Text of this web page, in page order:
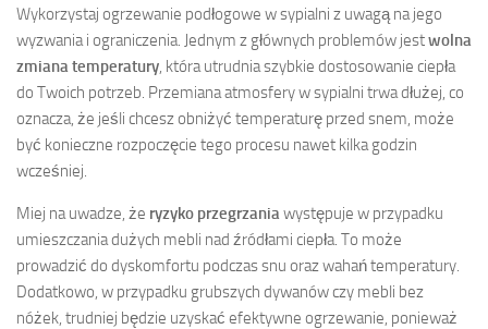
Wykorzystaj ogrzewanie podłogowe w sypialni z uwagą na jego
wyzwania i ograniczenia. Jednym z głównych problemów jestwolna
zmiana temperatury , która utrudnia szybkie dostosowanie ciepła
do Twoich potrzeb. Przemiana atmosfery w sypialni trwa dłużej, co
oznacza, że jeśli chcesz obniżyć temperaturę przed snem, może
być konieczne rozpoczęcie tego procesu nawet kilka godzin
wcześniej.
Miej na uwadze, że ryzyko przegrzania występuje w przypadku
umieszczania dużych mebli nad źródłami ciepła. To może
prowadzić do dyskomfortu podczas snu oraz wahań temperatury.
Dodatkowo, w przypadku grubszych dywanów czy mebli bez
nóżek, trudniej będzie uzyskać efektywne ogrzewanie, ponieważ